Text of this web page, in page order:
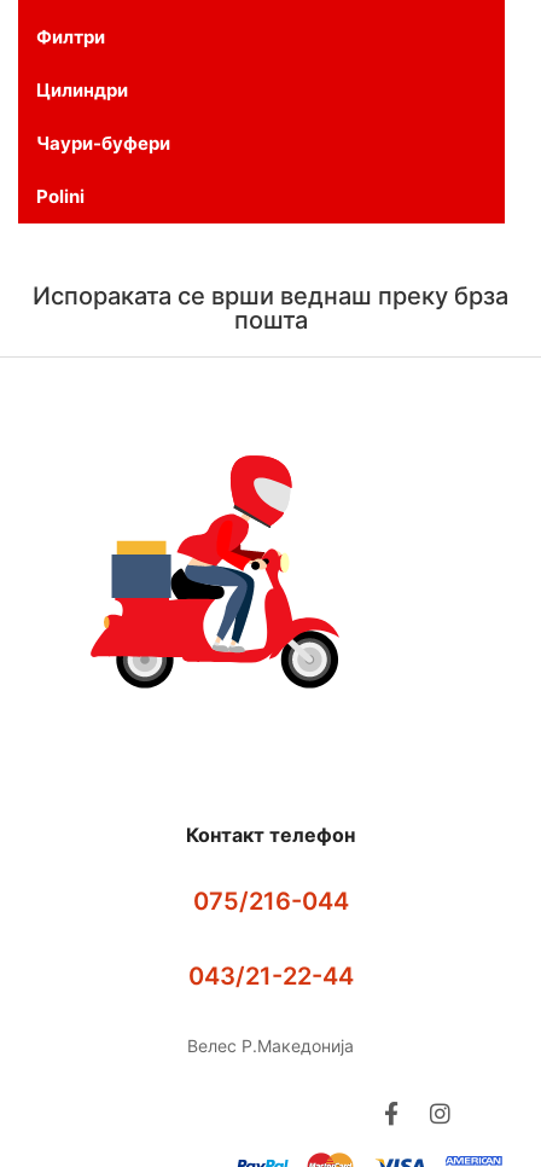
Филтри
Цилиндри
Чаури-буфери
Polini
Испораката се врши веднаш преку брза
пошта
Контакт телефон
075/216-044
043/21-22-44
Велес Р.Македонија